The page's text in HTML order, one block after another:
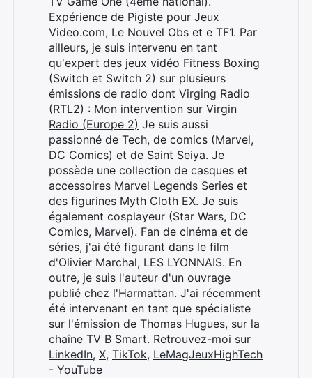
Expérience de Pigiste pour Jeux
Video.com, Le Nouvel Obs et e TF1. Par
ailleurs, je suis intervenu en tant
qu'expert des jeux vidéo Fitness Boxing
(Switch et Switch 2) sur plusieurs
émissions de radio dont Virging Radio
(RTL2) : Mon intervention sur Virgin
Radio (Europe 2) Je suis aussi
passionné de Tech, de comics (Marvel,
DC Comics) et de Saint Seiya. Je
possède une collection de casques et
accessoires Marvel Legends Series et
des figurines Myth Cloth EX. Je suis
également cosplayeur (Star Wars, DC
Comics, Marvel). Fan de cinéma et de
séries, j'ai été figurant dans le film
d'Olivier Marchal, LES LYONNAIS. En
outre, je suis l'auteur d'un ouvrage
publié chez l'Harmattan. J'ai récemment
été intervenant en tant que spécialiste
sur l'émission de Thomas Hugues, sur la
chaîne TV B Smart. Retrouvez-moi sur
LinkedIn, X, TikTok, LeMagJeuxHighTech
- YouTube
Rechercher
: